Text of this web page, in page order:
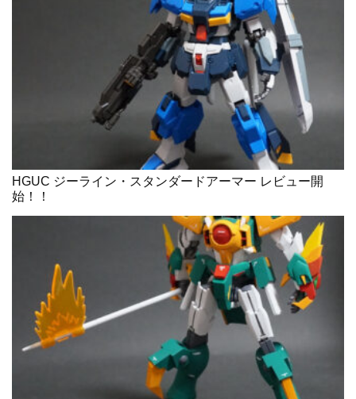
HGUC ジーライン・スタンダードアーマー レビュー開
始！！